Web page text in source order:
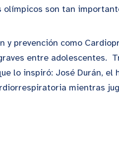
olímpicos son tan
y prevención como
entre adolescentes.
lo inspiró: José Durán, el
mientras